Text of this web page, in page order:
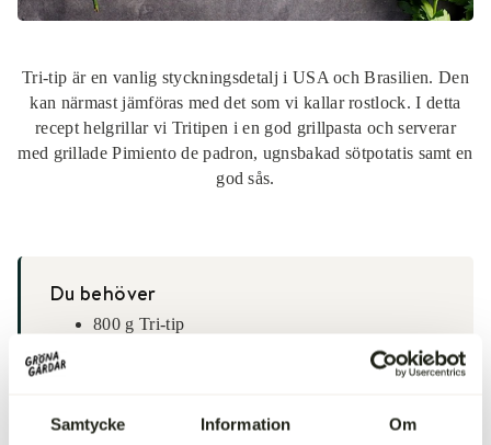
Samtycke Information Om
Tri-tip är en vanlig styckningsdetalj i USA och Brasilien. Den
kan närmast jämföras med det som vi kallar rostlock. I detta
recept helgrillar vi Tritipen i en god grillpasta och serverar
med grillade Pimiento de padron, ugnsbakad sötpotatis samt en
god sås.
Du behöver
800 g Tri-tip
2 st chipotlechilis (rökt chili)